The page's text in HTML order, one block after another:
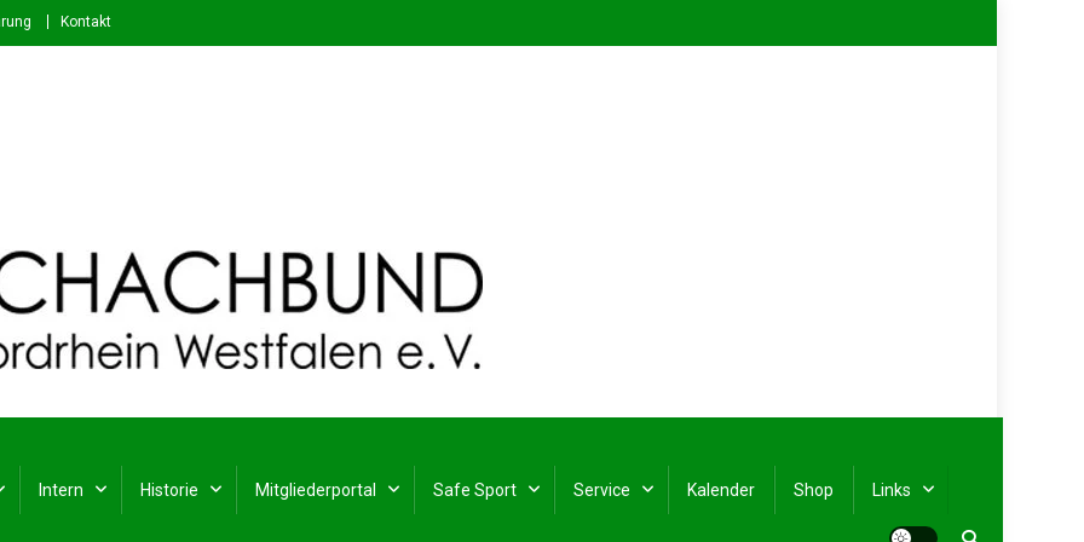
Kontakt
Intern Historie Mitgliederportal Safe Sport Service Kalender Shop Links